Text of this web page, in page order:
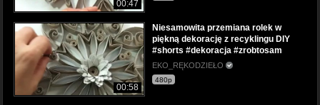
00:47
00:58
Niesamowita przemiana rolek w
piękną dekorację z recyklingu DIY
#shorts #dekoracja #zrobtosam
EKO_RĘKODZIEŁO
480p